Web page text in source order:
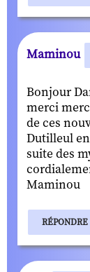
Maminou
Bonjour
merci
de ces
Dutilleul
suite des
Maminou
RÉPONDRE